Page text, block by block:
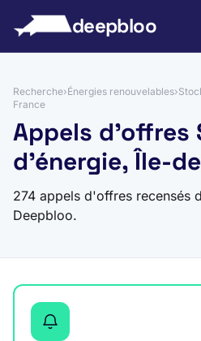
deepbloo
Recherche›Énergies renouvelables›
France
Appels d'offres
d’énergie, Île-
274 appels d'offres recensés
Deepbloo.